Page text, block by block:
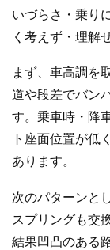
いづらさ・乗り
く考えず・理解
まず、車高調を
道や段差でバン
す。乗車時・降
ト座面位置が低
あります。
次のパターンと
スプリングも交
結果凹凸のある